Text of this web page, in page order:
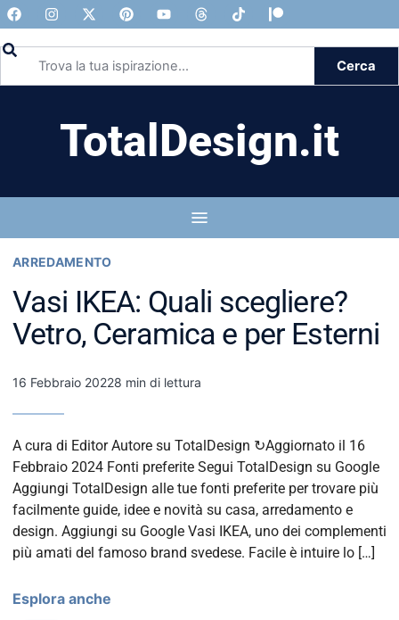
Cerca
TotalDesign.it
ARREDAMENTO
Vasi IKEA: Quali scegliere?
Vetro, Ceramica e per Esterni
16 Febbraio 20228 min di lettura
A cura di Editor Autore su TotalDesign ↻Aggiornato il 16
Febbraio 2024 Fonti preferite Segui TotalDesign su Google
Aggiungi TotalDesign alle tue fonti preferite per trovare più
facilmente guide, idee e novità su casa, arredamento e
design. Aggiungi su Google Vasi IKEA, uno dei complementi
più amati del famoso brand svedese. Facile è intuire lo […]
Esplora anche